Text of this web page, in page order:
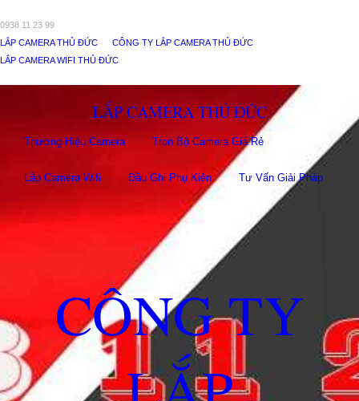
0938 11 23 99
LẮP CAMERA THỦ ĐỨC
CÔNG TY LẮP CAMERA THỦ ĐỨC
LẮP CAMERA WIFI THỦ ĐỨC
LẮP CAMERA THỦ ĐỨC
Thương Hiệu Camera Trọn Bộ Camera Giá Rẻ
Lắp Camera Wifi Đầu Ghi Phụ Kiên Tư Vấn Giải Pháp
CÔNG TY